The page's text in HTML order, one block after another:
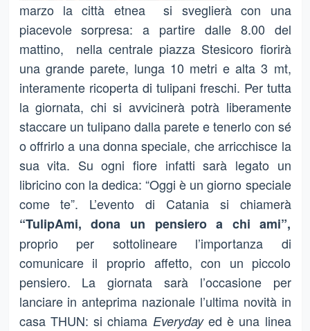
marzo la città etnea si sveglierà con una
piacevole sorpresa: a partire dalle 8.00 del
mattino, nella centrale piazza Stesicoro fiorirà
una grande parete, lunga 10 metri e alta 3 mt,
interamente ricoperta di tulipani freschi. Per tutta
la giornata, chi si avvicinerà potrà liberamente
staccare un tulipano dalla parete e tenerlo con sé
o offrirlo a una donna speciale, che arricchisce la
sua vita. Su ogni fiore infatti sarà legato un
libricino con la dedica: “Oggi è un giorno speciale
come te”. L’evento di Catania si chiamerà
“TulipAmi, dona un pensiero a chi ami”,
proprio per sottolineare l’importanza di
comunicare il proprio affetto, con un piccolo
pensiero. La giornata sarà l’occasione per
lanciare in anteprima nazionale l’ultima novità in
casa THUN: si chiama Everyday ed è una linea